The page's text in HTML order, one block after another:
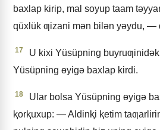
baxlap kirip, mal soyup taam
qüxlük ƣizani mǝn bilǝn yǝydu, —
17
U kixi Yüsüpning
Yüsüpning ɵyigǝ baxlap kirdi.
18
Ular bolsa Yüsüpning ɵyigǝ
ⱪorⱪuxup: — Aldinⱪi ⱪetim